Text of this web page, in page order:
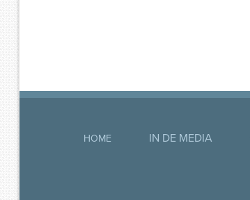
HOME IN DE MEDIA